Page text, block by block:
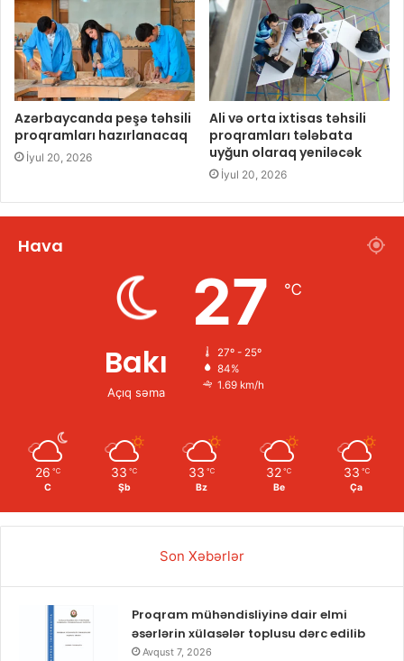
Azərbaycanda peşə təhsili
proqramları hazırlanacaq
İyul 20, 2026
Ali və orta ixtisas təhsili
proqramları tələbata
uyğun olaraq yeniləcək
İyul 20, 2026
Hava
Bakı
Açıq səma
27 ℃
27º - 25º
84%
1.69 km/h
26 ℃
C
33 ℃
Şb
33 ℃
Bz
32 ℃
Be
33 ℃
Ça
Son Xəbərlər
Proqram mühəndisliyinə dair elmi
əsərlərin xülasələr toplusu dərc edilib
Avqust 7, 2026